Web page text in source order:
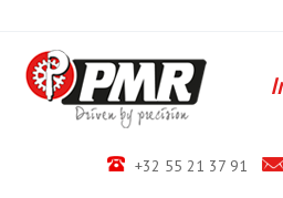
+32 55 21 37 91